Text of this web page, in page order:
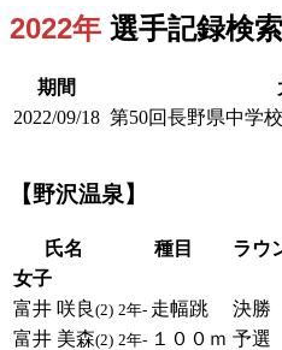
2022年 選手記録検索
期間
2022/09/18 第50回長野県中学
【野沢温泉】
氏名 種目 ラウ
女子
富井 咲良 (2) 2年- 走幅跳 決勝
富井 美森(2) 2年- １００ｍ 予選